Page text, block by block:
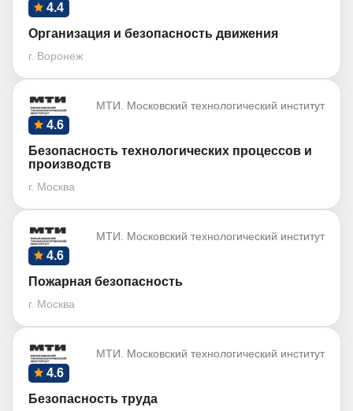
4.4
Организация и безопасность движения
г. Воронеж
МТИ. Московский технологический институт
4.6
Безопасность технологических процессов и
производств
г. Москва
МТИ. Московский технологический институт
4.6
Пожарная безопасность
г. Москва
МТИ. Московский технологический институт
4.6
Безопасность труда